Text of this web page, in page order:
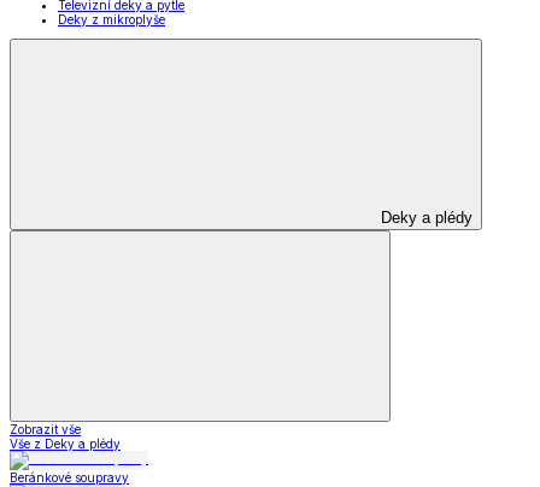
Televizní deky a pytle
Deky z mikroplyše
Deky a plédy
Zobrazit vše
Vše z Deky a plédy
Beránkové soupravy